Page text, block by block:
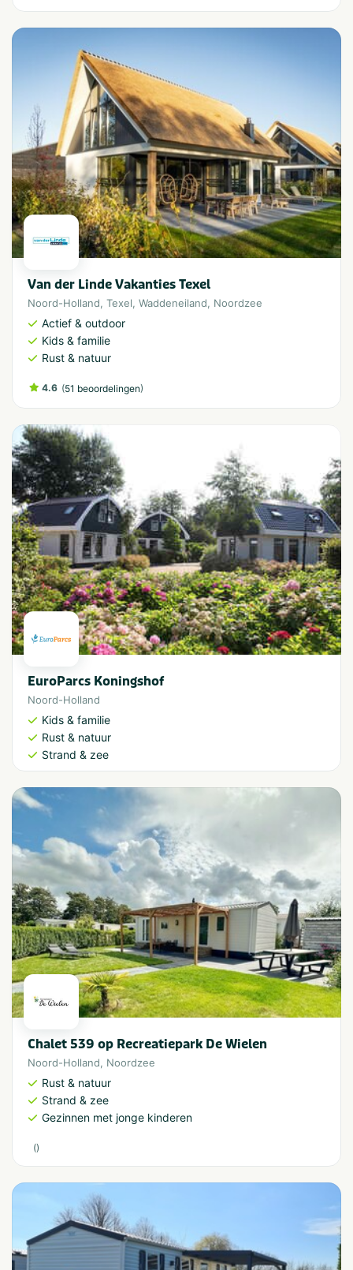
Van der Linde Vakanties Texel
Noord-Holland, Texel, Waddeneiland, Noordzee
Actief & outdoor
Kids & familie
Rust & natuur
4.6 (51 beoordelingen)
EuroParcs Koningshof
Noord-Holland
Kids & familie
Rust & natuur
Strand & zee
Chalet 539 op Recreatiepark De Wielen
Noord-Holland, Noordzee
Rust & natuur
Strand & zee
Gezinnen met jonge kinderen
()